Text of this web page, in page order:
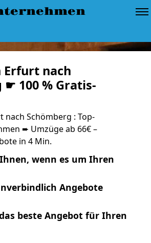
Erfurt nach
☛ 100 % Gratis-
nach Schömberg : Top-
➨ Umzüge ab 66€ –
in 4 Min.
wenn es um Ihren
Angebote
beste Angebot für Ihren